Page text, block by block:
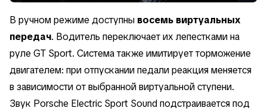
В ручном режиме доступны восемь виртуальных
передач. Водитель переключает их лепестками на
руле GT Sport. Система также имитирует торможение
двигателем: при отпускании педали реакция меняется
в зависимости от выбранной виртуальной ступени.
Звук Porsche Electric Sport Sound подстраивается под